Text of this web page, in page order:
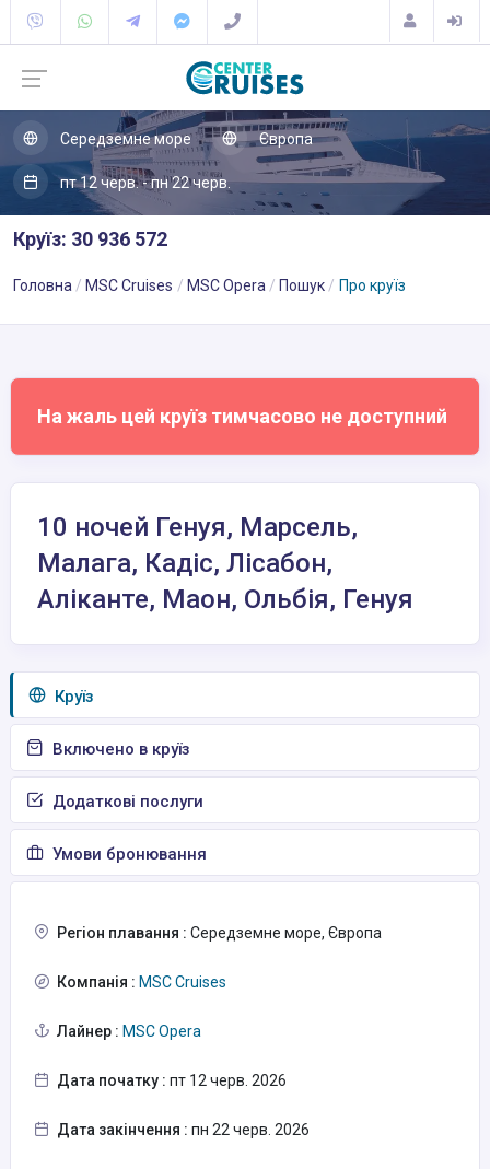
Середземне море Європа
пт 12 черв. - пн 22 черв.
Круїз: 30 936 572
Головна MSC Cruises MSC Opera Пошук Про круїз
На жаль цей круїз тимчасово не доступний
10 ночей Генуя, Марсель,
Малага, Кадіс, Лісабон,
Аліканте, Маон, Ольбія, Генуя
Круїз
Включено в круїз
Додаткові послуги
Умови бронювання
Регіон плавання : Середземне море, Європа
Компанія : MSC Cruises
Лайнер : MSC Opera
Дата початку : пт 12 черв. 2026
Дата закінчення : пн 22 черв. 2026